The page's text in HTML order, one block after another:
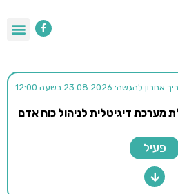
להגשה: 23.08.2026 בשעה 12:00
דיגיטלית לניהול כוח אדם
פעיל